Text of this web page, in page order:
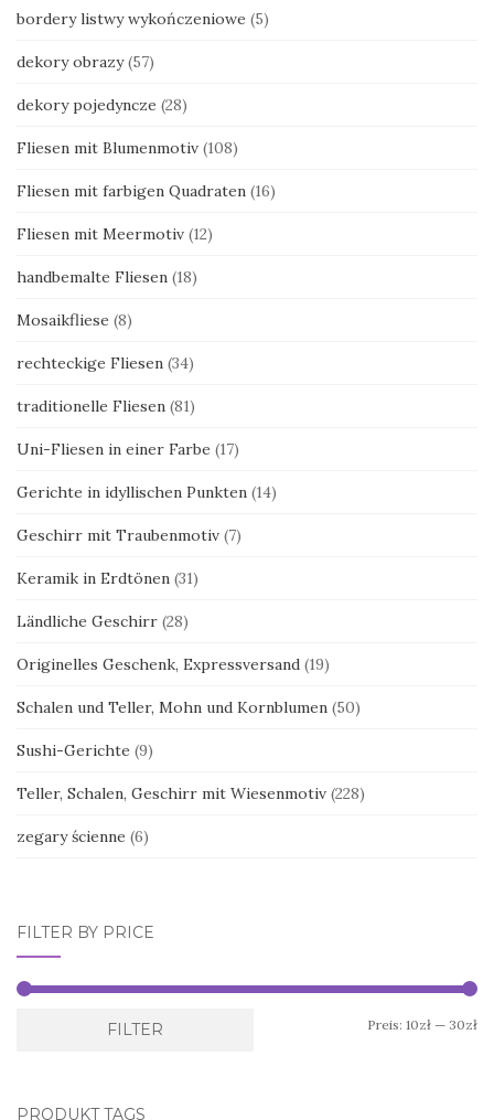
bordery listwy wykończeniowe (5)
dekory obrazy (57)
dekory pojedyncze (28)
Fliesen mit Blumenmotiv (108)
Fliesen mit farbigen Quadraten (16)
Fliesen mit Meermotiv (12)
handbemalte Fliesen (18)
Mosaikfliese (8)
rechteckige Fliesen (34)
traditionelle Fliesen (81)
Uni-Fliesen in einer Farbe (17)
Gerichte in idyllischen Punkten (14)
Geschirr mit Traubenmotiv (7)
Keramik in Erdtönen (31)
Ländliche Geschirr (28)
Originelles Geschenk, Expressversand (19)
Schalen und Teller, Mohn und Kornblumen (50)
Sushi-Gerichte (9)
Teller, Schalen, Geschirr mit Wiesenmotiv (228)
zegary ścienne (6)
FILTER BY PRICE
FILTER Preis: 10zł — 30zł
PRODUKT TAGS